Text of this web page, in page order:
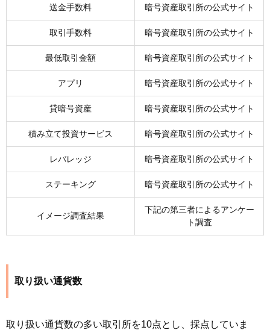
【質問3】各取引所のスプレッドに関するイメージを
【質問4】各取引所の取り扱い通貨数に関するイメー
ジを教えてください。
【質問5】各取引所のセキュリティに関するイメージ
を教えてください。
【質問6】各取引所のサポートに関するイメージを教
えてください。
【質問7】各取引所の取引ツールに関するイメージを
教えてください。
を教えてください。
【質問9】各取引所の総合的なイメージを教えてくだ
さい。
【質問10】よく暗号資産（仮想通貨）取引に使って
送金手数料 暗号資産取引所の公式サイト
取引手数料 暗号資産取引所の公式サイト
最低取引金額 暗号資産取引所の公式サイト
アプリ 暗号資産取引所の公式サイト
貸暗号資産 暗号資産取引所の公式サイト
積み立て投資サービス 暗号資産取引所の公式サイト
レバレッジ 暗号資産取引所の公式サイト
ステーキング 暗号資産取引所の公式サイト
イメージ調査結果
下記の第三者によるアンケー
ト調査
取り扱い通貨数
取り扱い通貨数の多い取引所を10点とし、採点していま